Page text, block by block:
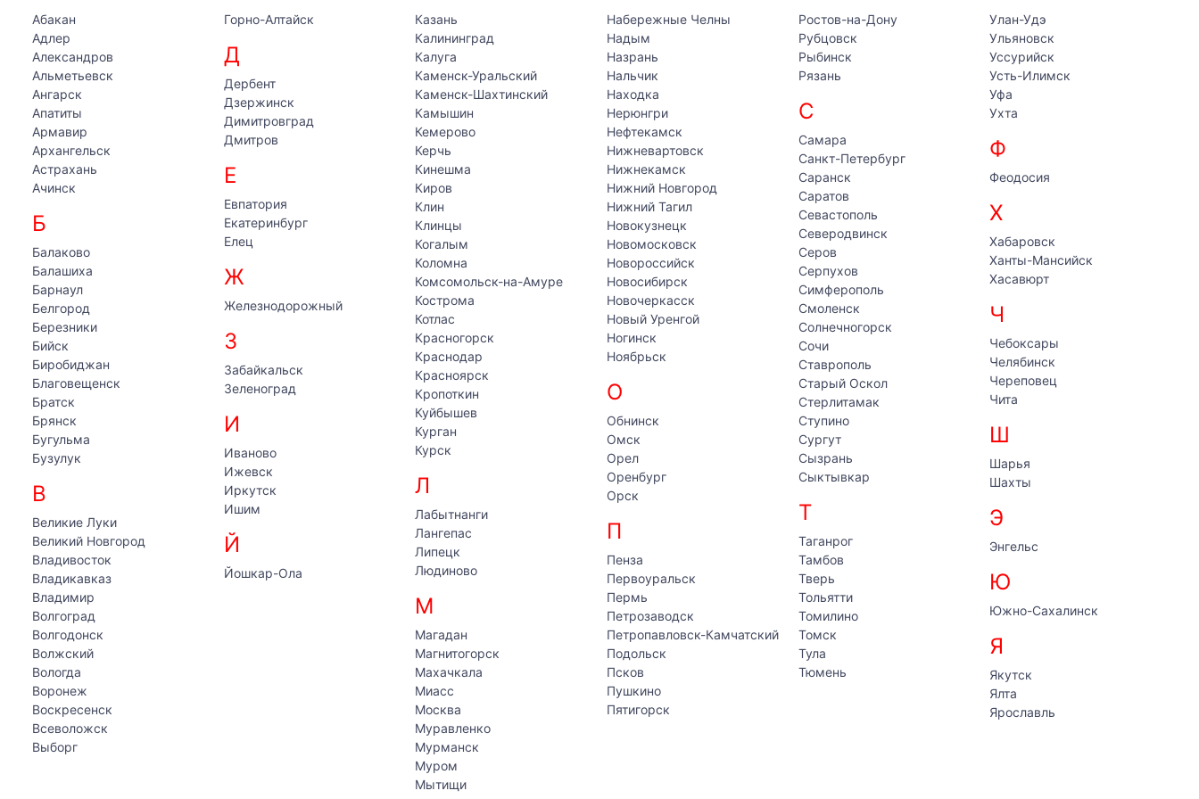
Абакан
Адлер
Александров
Альметьевск
Ангарск
Апатиты
Армавир
Архангельск
Астрахань
Ачинск
Б
Балаково
Балашиха
Барнаул
Белгород
Березники
Бийск
Биробиджан
Благовещенск
Братск
Брянск
Бугульма
Бузулук
В
Великие Луки
Великий Новгород
Владивосток
Владикавказ
Владимир
Волгоград
Волгодонск
Волжский
Вологда
Воронеж
Воскресенск
Всеволожск
Выборг
Горно-Алтайск
Д
Дербент
Дзержинск
Димитровград
Дмитров
Е
Евпатория
Екатеринбург
Елец
Ж
Железнодорожный
З
Забайкальск
Зеленоград
И
Иваново
Ижевск
Иркутск
Ишим
Й
Йошкар-Ола
Казань
Калининград
Калуга
Каменск-Уральский
Каменск-Шахтинский
Камышин
Кемерово
Керчь
Кинешма
Киров
Клин
Клинцы
Когалым
Коломна
Комсомольск-на-Амуре
Кострома
Котлас
Красногорск
Краснодар
Красноярск
Кропоткин
Куйбышев
Курган
Курск
Л
Лабытнанги
Лангепас
Липецк
Людиново
М
Магадан
Магнитогорск
Махачкала
Миасс
Москва
Муравленко
Мурманск
Муром
Мытищи
Набережные Челны
Надым
Назрань
Нальчик
Находка
Нерюнгри
Нефтекамск
Нижневартовск
Нижнекамск
Нижний Новгород
Нижний Тагил
Новокузнецк
Новомосковск
Новороссийск
Новосибирск
Новочеркасск
Новый Уренгой
Ногинск
Ноябрьск
О
Обнинск
Омск
Орел
Оренбург
Орск
П
Пенза
Первоуральск
Пермь
Петрозаводск
Петропавловск-Камчатский
Подольск
Псков
Пушкино
Пятигорск
Ростов-на-Дону
Рубцовск
Рыбинск
Рязань
С
Самара
Санкт-Петербург
Саранск
Саратов
Севастополь
Северодвинск
Серов
Серпухов
Симферополь
Смоленск
Солнечногорск
Сочи
Ставрополь
Старый Оскол
Стерлитамак
Ступино
Сургут
Сызрань
Сыктывкар
Т
Таганрог
Тамбов
Тверь
Тольятти
Томилино
Томск
Тула
Тюмень
Улан-Удэ
Ульяновск
Уссурийск
Усть-Илимск
Уфа
Ухта
Ф
Феодосия
Х
Хабаровск
Ханты-Мансийск
Хасавюрт
Ч
Чебоксары
Челябинск
Череповец
Чита
Ш
Шарья
Шахты
Э
Энгельс
Ю
Южно-Сахалинск
Я
Якутск
Ялта
Ярославль